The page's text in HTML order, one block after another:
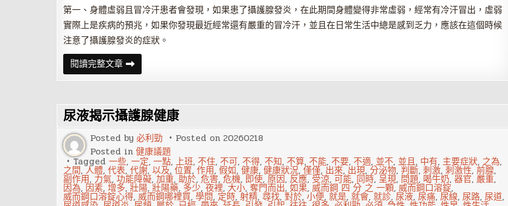
第一、身體虛弱且冒冷汗患者會發現，如果患了攝護腺發炎，在此期間身體變得非常虛弱，經常有冷汗冒出，虛弱
實際上是疾病的預兆，如果你發現最近經常還有嚴重的冒冷汗，並且在日常生活中總是感到乏力，應該在這個時候
注意了攝護腺發炎的症狀。
閱讀完整文章男
人
身
現
這
4
個
征
兆
說
明
是
攝
護
尿液揭示攝護腺健康
Posted by 必利勁 Posted on 20260218
Posted in 健康議題
Tagged 一些, 一定, 一點, 上班, 不住, 不可, 不得, 不知, 不算, 不能, 不要, 不適, 並不, 並且, 中有, 主要症狀, 之為,
之間,人體, 代表,代謝,以及,位置,作用,假如,健康,健康狀況,僅僅,出來,出現,分泌物, 判斷, 刺激, 刺激性, 前腺,
副作用, 力氣,功能障礙, 加重,助於,危害,危機,即使,原因,反應,受涼,可能,同時,呈現, 問題, 喝牛奶,器官, 嚴重,
因為,因素,增多,壯陽,壯陽藥,多少,夜裡,大小, 奪門而出, 如果, 威而鋼 四 分 之 一顆,威而鋼口溶錠,
威而鋼口溶錠心得, 威而鋼哪裡買, 學問,定時,射精,尋找,對於, 小便,就是, 就會,就診,尿液,尿痛,尿線, 尿路, 尿道,